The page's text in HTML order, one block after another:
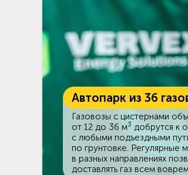
Автопарк из 36
Газовозы с цистернами
от 12 до 36 м3 добрутся к
c любыми подъездными
по грунтовке. Регулярные
в разных направлениях
доставлять газ всем